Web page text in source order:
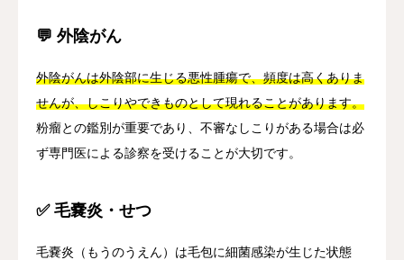
💬 外陰がん
外陰がんは外陰部に生じる悪性腫瘍で、頻度は高くありま
せんが、しこりやできものとして現れることがあります。
粉瘤との鑑別が重要であり、不審なしこりがある場合は必
ず専門医による診察を受けることが大切です。
✅ 毛嚢炎・せつ
毛嚢炎（もうのうえん）は毛包に細菌感染が生じた状態